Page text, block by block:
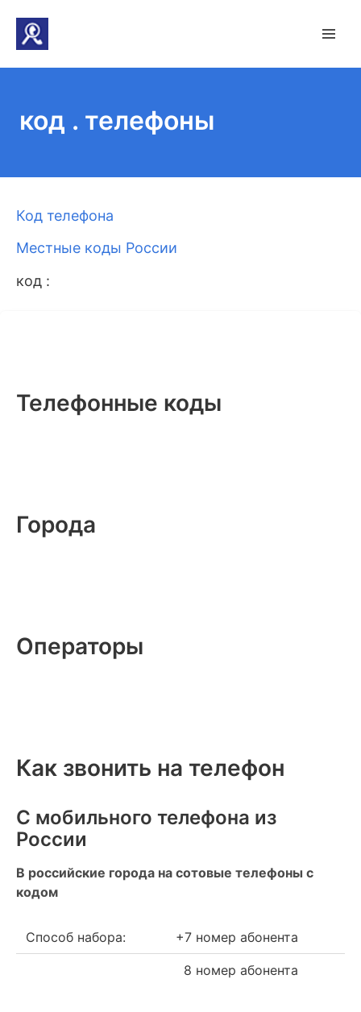
код . телефоны
Код телефона
Местные коды России
код :
Телефонные коды
Города
Операторы
Как звонить на телефон
С мобильного телефона из
России
В российские города на сотовые телефоны с
кодом
Способ набора: +7 номер абонента
8 номер абонента